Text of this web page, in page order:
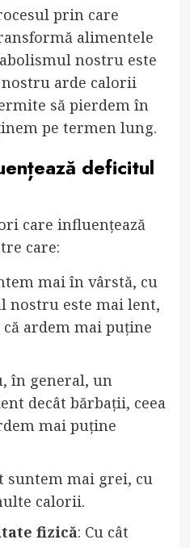
prin care
alimentele
nostru este
arde calorii
să pierdem în
pe termen lung.
deficitul
care influențează
care:
mai în vârstă, cu
nostru este mai lent,
că ardem mai puține
în general, un
decât bărbații, ceea
mai puține
suntem mai grei, cu
calorii.
fizică: Cu cât